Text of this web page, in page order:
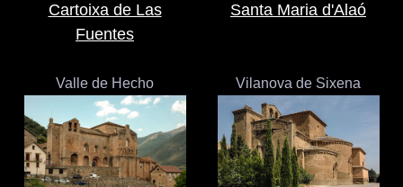
Cartoixa de Las
Fuentes
Santa Maria d'Alaó
Valle de Hecho Vilanova de Sixena